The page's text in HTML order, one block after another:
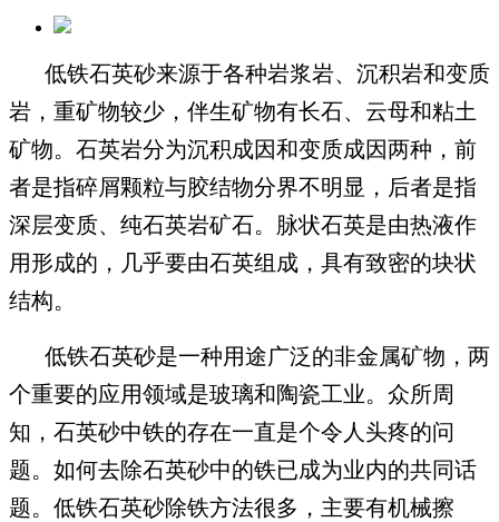
低铁石英砂来源于各种岩浆岩、沉积岩和变质
岩，重矿物较少，伴生矿物有长石、云母和粘土
矿物。石英岩分为沉积成因和变质成因两种，前
者是指碎屑颗粒与胶结物分界不明显，后者是指
深层变质、纯石英岩矿石。脉状石英是由热液作
用形成的，几乎要由石英组成，具有致密的块状
结构。
低铁石英砂是一种用途广泛的非金属矿物，两
个重要的应用领域是玻璃和陶瓷工业。众所周
知，石英砂中铁的存在一直是个令人头疼的问
题。如何去除石英砂中的铁已成为业内的共同话
题。 低铁石英砂除铁方法很多，主要有机械擦